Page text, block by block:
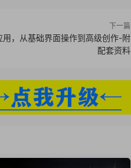
下一篇
，从基础界面操作到高级创作-附
配套资料